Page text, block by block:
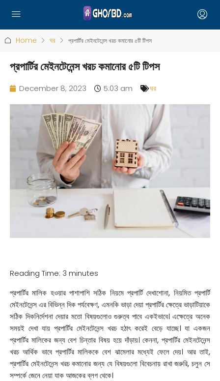
Home ঘর প্রপার্টির মেইনটেনেন্স খরচ কমানোর ৫টি টিপস
প্রপার্টির মেইনটেনেন্স খরচ কমানোর ৫টি টিপস
December 8, 2023 5:03 am ঘর
Reading Time: 3 minutes
প্রপার্টির মালিক হওয়ার পাশাপাশি সঠিক নিয়মে প্রপার্টি দেখাশোনা, নিয়মিত প্রপার্টি
মেইনটেনেন্স এর বিভিন্ন দিক পর্যবেক্ষণ, এমনকি ভাড়া দেয়া প্রপার্টির ক্ষেত্রে ভাড়াটিয়াকে
সঠিক দিকনির্দেশনা দেয়ার মতো বিষয়গুলোও গুরুত্ব পাবে একইভাবে। এক্ষেত্রে অনেক
সময়ই দেখা যায় প্রপার্টির মেইনটেনেন্স খরচ হঠাৎ করেই বেড়ে যাচ্ছে। যা একজন
প্রপার্টির মালিকের জন্য বেশ চিন্তার বিষয় হয়ে দাঁড়ায়। কেননা, প্রপার্টির মেইনটেনেন্স
খরচ আর্থিক ভাবে প্রপার্টির মালিককে বেশ ঝামেলার মধ্যেই ফেলে দেয়। আর তাই,
প্রপার্টির মেইনটেনেন্স খরচ কমানোর জন্য যে বিষয়গুলো বিবেচনায় রাখা জরুরি, চলুন সে
সম্পর্কে জেনে নেয়া যাক আজকের ব্লগ থেকে।